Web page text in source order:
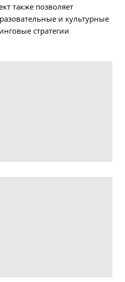
также позволяет
и культурные
стратегии